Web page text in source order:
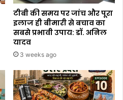
टीबी की समय पर जांच और पूरा
इलाज ही बीमारी से बचाव का
सबसे प्रभावी उपाय: डॉ. अनिल
यादव
3 weeks ago